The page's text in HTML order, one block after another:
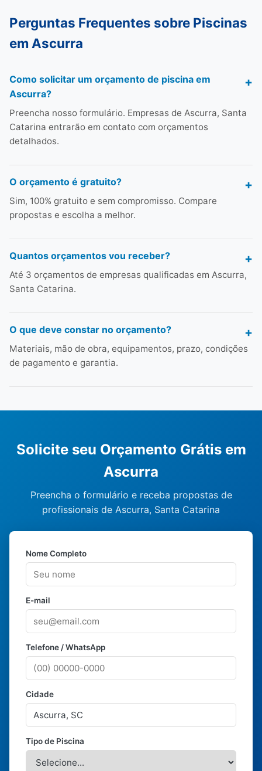
Perguntas Frequentes sobre Piscinas
em Ascurra
Como solicitar um orçamento de piscina em
Ascurra?
Preencha nosso formulário. Empresas de Ascurra, Santa
Catarina entrarão em contato com orçamentos
detalhados.
O orçamento é gratuito?
Sim, 100% gratuito e sem compromisso. Compare
propostas e escolha a melhor.
Quantos orçamentos vou receber?
Até 3 orçamentos de empresas qualificadas em Ascurra,
Santa Catarina.
O que deve constar no orçamento?
Materiais, mão de obra, equipamentos, prazo, condições
de pagamento e garantia.
Solicite seu Orçamento Grátis em
Ascurra
Preencha o formulário e receba propostas de
profissionais de Ascurra, Santa Catarina
Nome Completo
E-mail
Telefone / WhatsApp
Cidade
Tipo de Piscina